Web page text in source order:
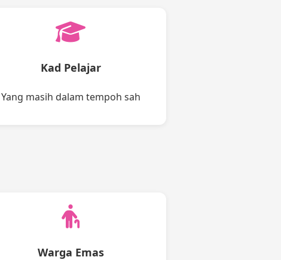
Kad Pelajar
Yang masih dalam tempoh sah
Warga Emas